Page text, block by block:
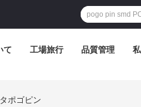
て 工場旅行 品質管理
ポゴピン